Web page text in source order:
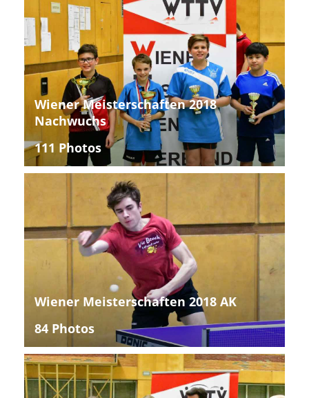
Wiener Meisterschaften 2018
Nachwuchs
111 Photos
Wiener Meisterschaften 2018 AK
84 Photos